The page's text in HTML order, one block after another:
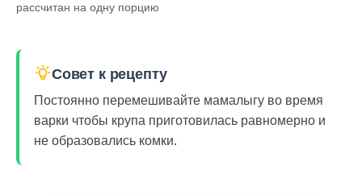
рассчитан на одну порцию
Совет к рецепту
Постоянно перемешивайте мамалыгу во время
варки чтобы крупа приготовилась равномерно и
не образовались комки.